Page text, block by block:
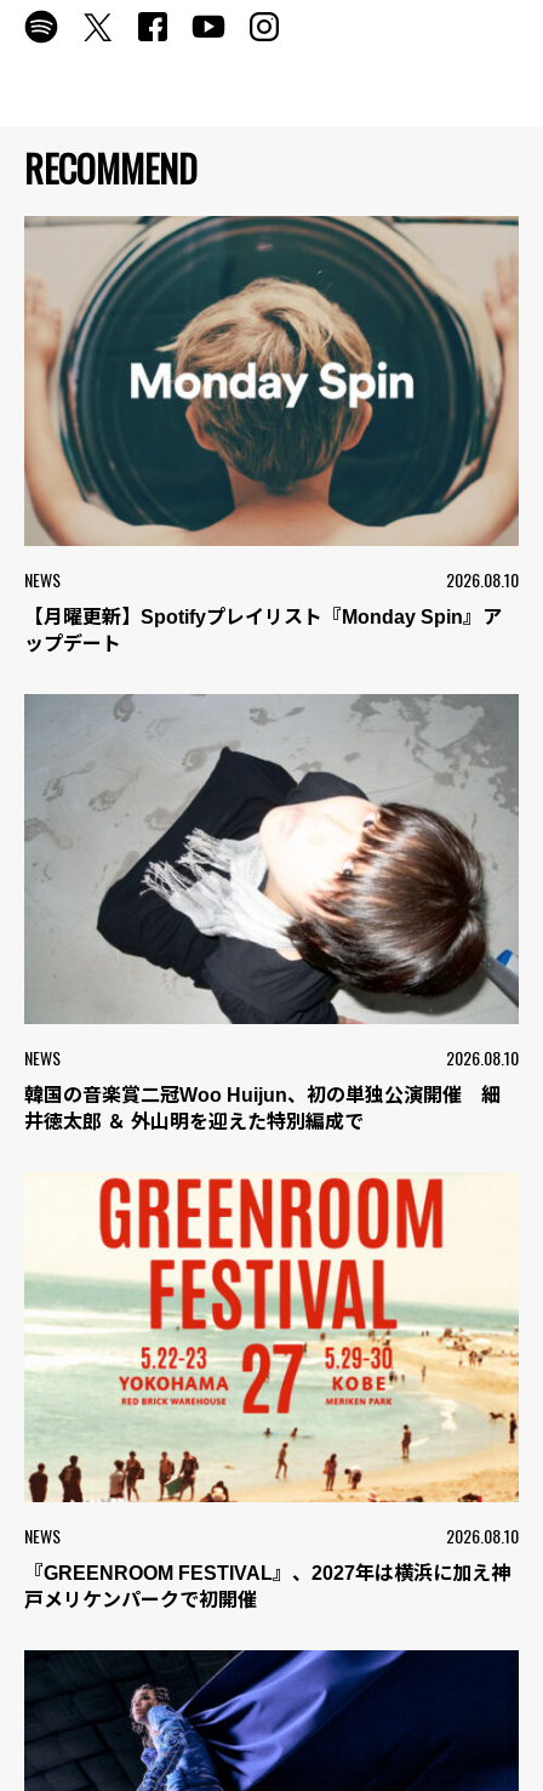
RECOMMEND
NEWS 2026.08.10
【月曜更新】Spotifyプレイリスト『Monday Spin』ア
ップデート
NEWS 2026.08.10
韓国の音楽賞二冠Woo Huijun、初の単独公演開催 細
井徳太郎 ＆ 外山明を迎えた特別編成で
NEWS 2026.08.10
『GREENROOM FESTIVAL』、2027年は横浜に加え神
戸メリケンパークで初開催